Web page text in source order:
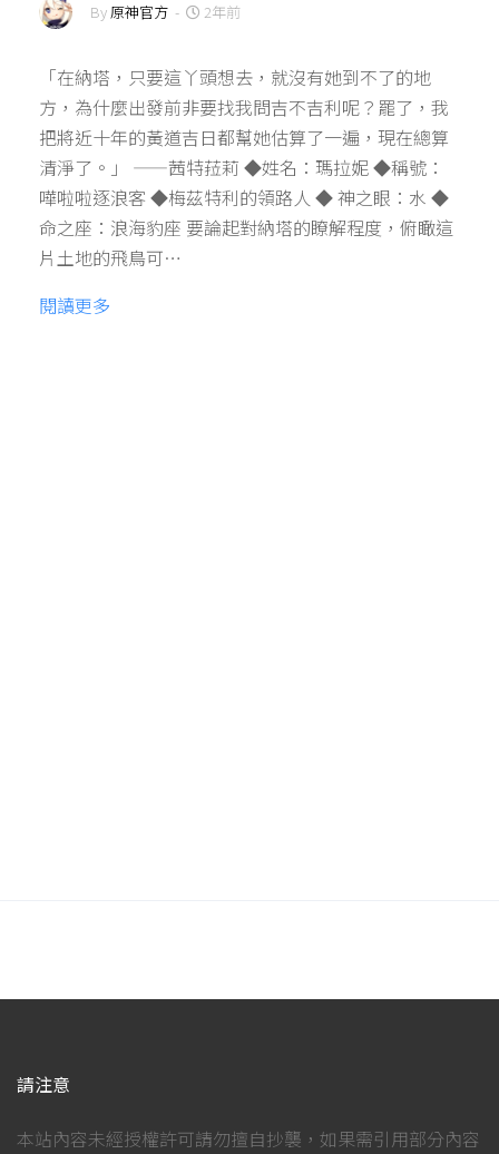
By原神官方 - 2年前
「在納塔，只要這丫頭想去，就沒有她到不了的地
方，為什麼出發前非要找我問吉不吉利呢？罷了，我
把將近十年的黃道吉日都幫她估算了一遍，現在總算
清淨了。」 ——茜特菈莉 ◆姓名：瑪拉妮 ◆稱號：
嘩啦啦逐浪客 ◆梅茲特利的領路人 ◆ 神之眼：水 ◆
命之座：浪海豹座 要論起對納塔的瞭解程度，俯瞰這
片土地的飛鳥可…
閱讀更多
請注意
本站內容未經授權許可請勿擅自抄襲，如果需引用部分內容